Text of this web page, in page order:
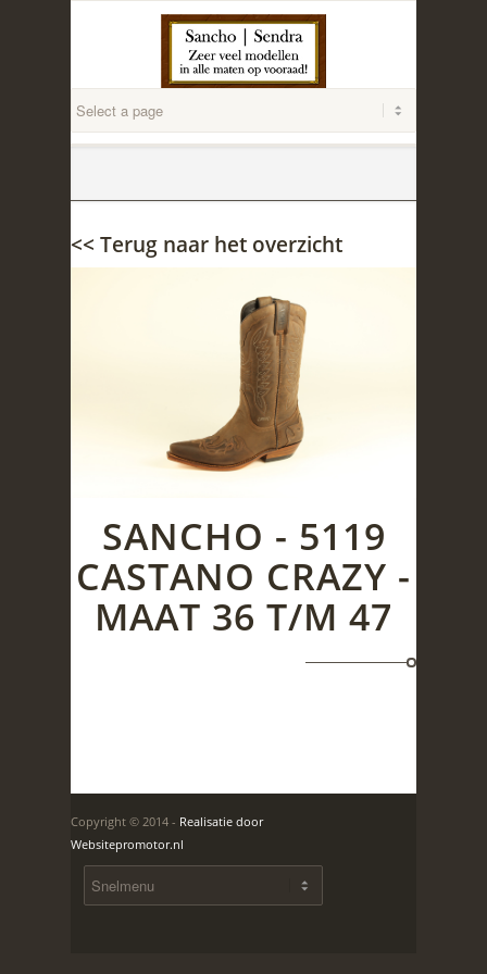
<< Terug naar het overzicht
SANCHO - 5119
CASTANO CRAZY -
MAAT 36 T/M 47
Copyright © 2014 - Realisatie door
Websitepromotor.nl